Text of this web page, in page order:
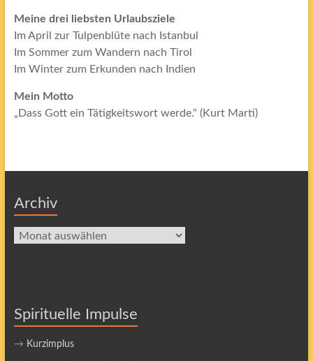
Meine drei liebsten Urlaubsziele
Im April zur Tulpenblüte nach Istanbul
Im Sommer zum Wandern nach Tirol
Im Winter zum Erkunden nach Indien
Mein Motto
„Dass Gott ein Tätigkeitswort werde.“ (Kurt Marti)
Archiv
Archiv
Spirituelle Impulse
→ Kurzimplus